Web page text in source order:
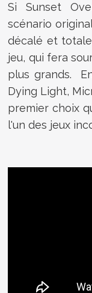
Si Sunset
scénario
décalé et
jeu, qui fera
plus grands.
Dying Light,
premier choix
l'un des jeux